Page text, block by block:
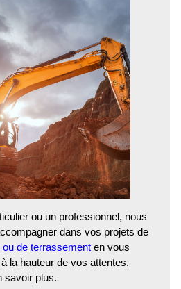
ou un professionnel, nous
dans vos projets de
de terrassementen vous
la hauteur de vos attentes.
savoir plus.